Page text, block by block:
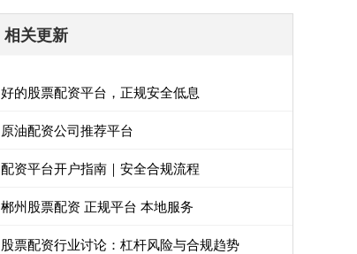
相关更新
好的股票配资平台，正规安全低息
原油配资公司推荐平台
配资平台开户指南｜安全合规流程
郴州股票配资 正规平台 本地服务
股票配资行业讨论：杠杆风险与合规趋势